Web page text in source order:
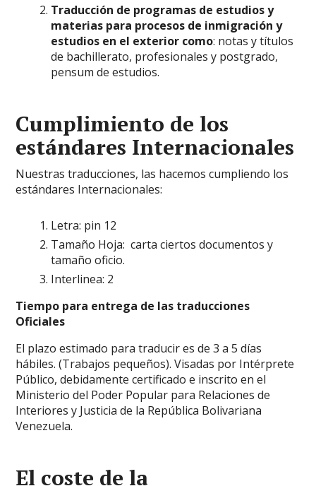
Traducción de programas de estudios y
materias para procesos de inmigración y
estudios en el exterior como: notas y títulos
de bachillerato, profesionales y postgrado,
pensum de estudios.
Cumplimiento de los
estándares Internacionales
Nuestras traducciones, las hacemos cumpliendo los
estándares Internacionales:
Letra: pin 12
Tamaño Hoja: carta ciertos documentos y
tamaño oficio.
Interlinea: 2
Tiempo para entrega de las traducciones
Oficiales
El plazo estimado para traducir es de 3 a 5 días
hábiles. (Trabajos pequeños). Visadas por Intérprete
Público, debidamente certificado e inscrito en el
Ministerio del Poder Popular para Relaciones de
Interiores y Justicia de la República Bolivariana
Venezuela.
El coste de la